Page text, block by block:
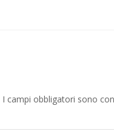
I campi obbligatori sono